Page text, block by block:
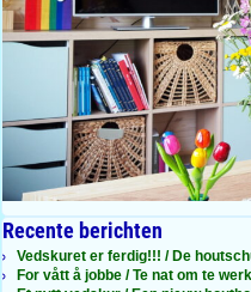
Recente berichten
Vedskuret er ferdig!!! / De
For vått å jobbe / Te nat om te